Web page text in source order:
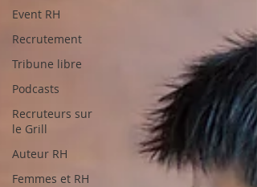
Event RH
Recrutement
Tribune libre
Podcasts
Recruteurs sur
le Grill
Auteur RH
Femmes et RH